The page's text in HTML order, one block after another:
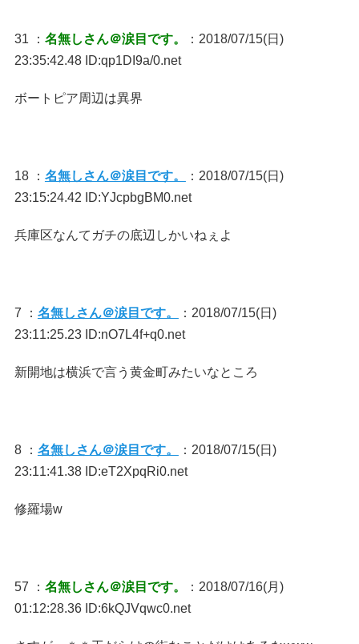
31 ： 名無しさん＠涙目です。
：2018/07/15(日)
23:35:42.48 ID:qp1DI9a/0.net
ボートピア周辺は異界
18 ： 名無しさん＠涙目です。
：2018/07/15(日)
23:15:24.42 ID:YJcpbgBM0.net
兵庫区なんてガチの底辺しかいねぇよ
7 ： 名無しさん＠涙目です。
：2018/07/15(日)
23:11:25.23 ID:nO7L4f+q0.net
新開地は横浜で言う黄金町みたいなところ
8 ： 名無しさん＠涙目です。
：2018/07/15(日)
23:11:41.38 ID:eT2XpqRi0.net
修羅場w
57 ： 名無しさん＠涙目です。
：2018/07/16(月)
01:12:28.36 ID:6kQJVqwc0.net